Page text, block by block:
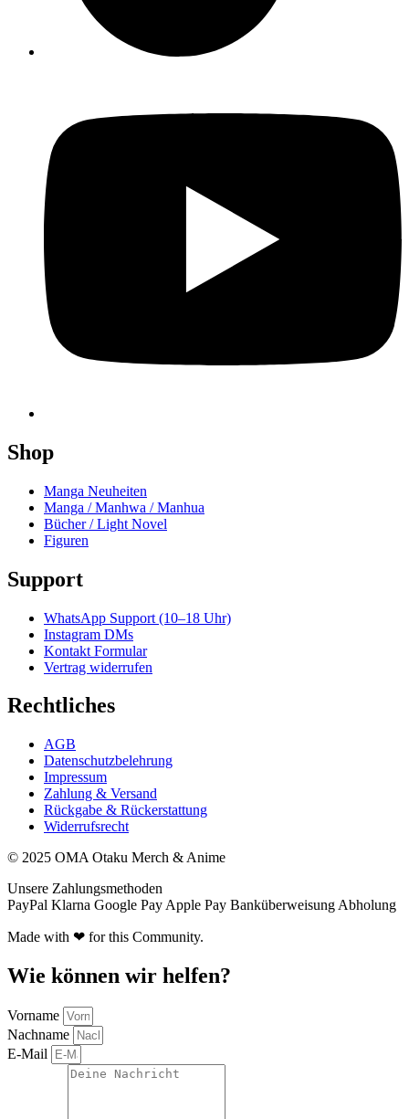
Shop
Manga Neuheiten
Manga / Manhwa / Manhua
Bücher / Light Novel
Figuren
Support
WhatsApp Support (10–18 Uhr)
Instagram DMs
Kontakt Formular
Vertrag widerrufen
Rechtliches
AGB
Datenschutzbelehrung
Impressum
Zahlung & Versand
Rückgabe & Rückerstattung
Widerrufsrecht
© 2025 OMA Otaku Merch & Anime
Unsere Zahlungsmethoden
PayPal Klarna Google Pay Apple Pay Banküberweisung Abholung
Made with ❤ for this Community.
Wie können wir helfen?
Vorname
Nachname
E-Mail